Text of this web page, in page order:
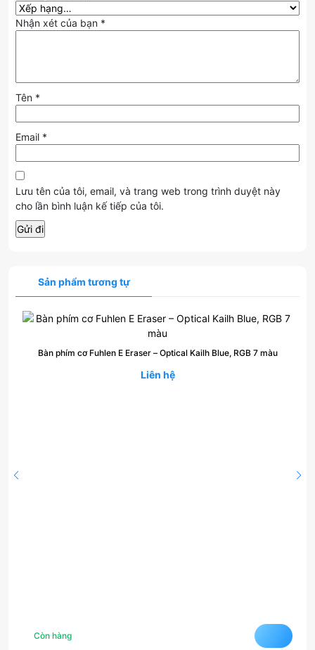
Nhận xét của bạn *
Tên *
Email *
Lưu tên của tôi, email, và trang web trong trình duyệt này
cho lần bình luận kế tiếp của tôi.
Sản phẩm tương tự
Bàn phím cơ Fuhlen E Eraser – Optical Kailh Blue, RGB 7 màu
Liên hệ
Còn hàng